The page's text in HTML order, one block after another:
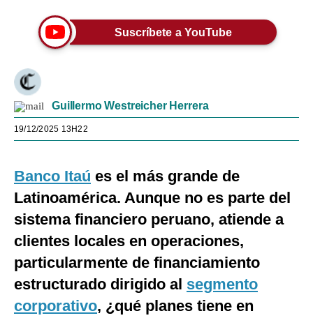
Suscríbete a YouTube
Guillermo Westreicher Herrera
19/12/2025 13H22
Banco Itaú es el más grande de
Latinoamérica. Aunque no es parte del
sistema financiero peruano, atiende a
clientes locales en operaciones,
particularmente de financiamiento
estructurado dirigido al segmento
corporativo, ¿qué planes tiene en